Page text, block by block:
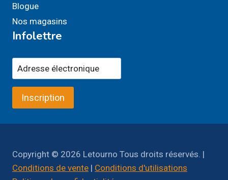
Blogue
Nos magasins
Infolettre
Inscription
Copyright © 2026 Letourno Tous droits réservés. |
Conditions de vente | Conditions d'utilisations